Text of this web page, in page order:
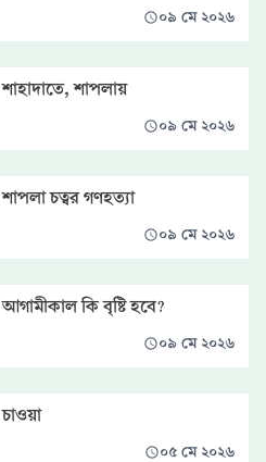
০৯ মে ২০২৬
শাহাদাতে, শাপলায়
০৯ মে ২০২৬
শাপলা চত্বর গণহত্যা
০৯ মে ২০২৬
আগামীকাল কি বৃষ্টি হবে?
০৯ মে ২০২৬
চাওয়া
০৫ মে ২০২৬